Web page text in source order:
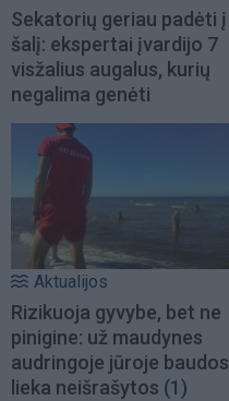
Sekatorių geriau padėti į
šalį: ekspertai įvardijo 7
visžalius augalus, kurių
negalima genėti
Aktualijos
Rizikuoja gyvybe, bet ne
pinigine: už maudynes
audringoje jūroje baudos
lieka neišrašytos (1)